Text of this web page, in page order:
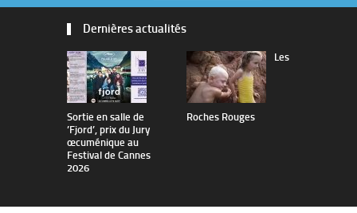
Dernières actualités
Sortie en salle de
’Fjord’, prix du Jury
œcuménique au
Festival de Cannes
2026
Les
Roches Rouges